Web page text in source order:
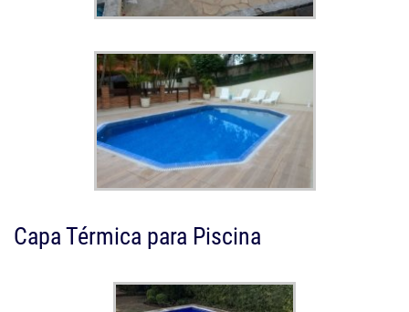
Capa Térmica para Piscina